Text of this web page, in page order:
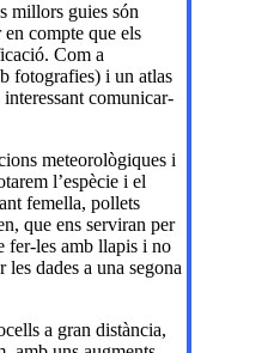
millors guies són
compte que els
Com a
fotografies) i un atlas
comunicar-
meteorològiques i
l’espècie i el
femella, pollets
que ens serviran per
fer-les amb llapis i no
dades a una segona
a gran distància,